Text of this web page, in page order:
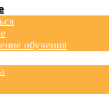
обучения